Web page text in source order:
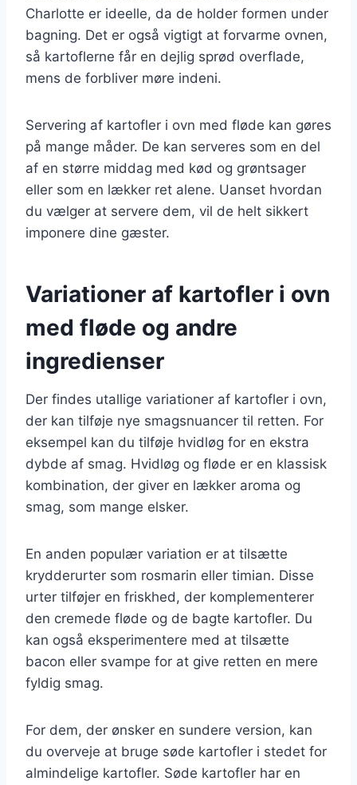
Charlotte er ideelle, da de holder formen under
bagning. Det er også vigtigt at forvarme ovnen,
så kartoflerne får en dejlig sprød overflade,
mens de forbliver møre indeni.
Servering af kartofler i ovn med fløde kan gøres
på mange måder. De kan serveres som en del
af en større middag med kød og grøntsager
eller som en lækker ret alene. Uanset hvordan
du vælger at servere dem, vil de helt sikkert
imponere dine gæster.
Variationer af kartofler i ovn
med fløde og andre
ingredienser
Der findes utallige variationer af kartofler i ovn,
der kan tilføje nye smagsnuancer til retten. For
eksempel kan du tilføje hvidløg for en ekstra
dybde af smag. Hvidløg og fløde er en klassisk
kombination, der giver en lækker aroma og
smag, som mange elsker.
En anden populær variation er at tilsætte
krydderurter som rosmarin eller timian. Disse
urter tilføjer en friskhed, der komplementerer
den cremede fløde og de bagte kartofler. Du
kan også eksperimentere med at tilsætte
bacon eller svampe for at give retten en mere
fyldig smag.
For dem, der ønsker en sundere version, kan
du overveje at bruge søde kartofler i stedet for
almindelige kartofler. Søde kartofler har en